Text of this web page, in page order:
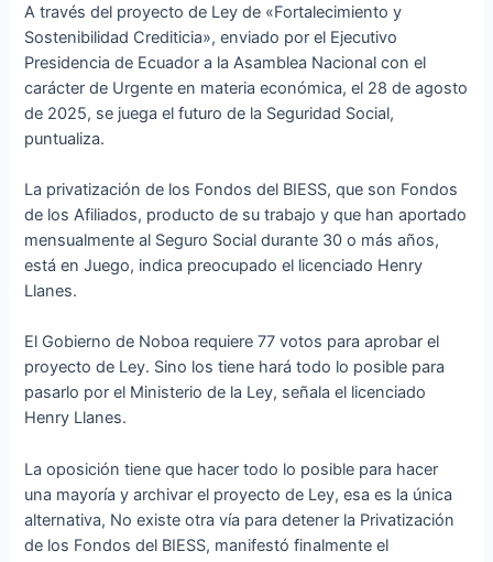
A través del proyecto de Ley de «Fortalecimiento y
Sostenibilidad Crediticia», enviado por el Ejecutivo
Presidencia de Ecuador a la Asamblea Nacional con el
carácter de Urgente en materia económica, el 28 de agosto
de 2025, se juega el futuro de la Seguridad Social,
puntualiza.
La privatización de los Fondos del BIESS, que son Fondos
de los Afiliados, producto de su trabajo y que han aportado
mensualmente al Seguro Social durante 30 o más años,
está en Juego, indica preocupado el licenciado Henry
Llanes.
El Gobierno de Noboa requiere 77 votos para aprobar el
proyecto de Ley. Sino los tiene hará todo lo posible para
pasarlo por el Ministerio de la Ley, señala el licenciado
Henry Llanes.
La oposición tiene que hacer todo lo posible para hacer
una mayoría y archivar el proyecto de Ley, esa es la única
alternativa, No existe otra vía para detener la Privatización
de los Fondos del BIESS, manifestó finalmente el